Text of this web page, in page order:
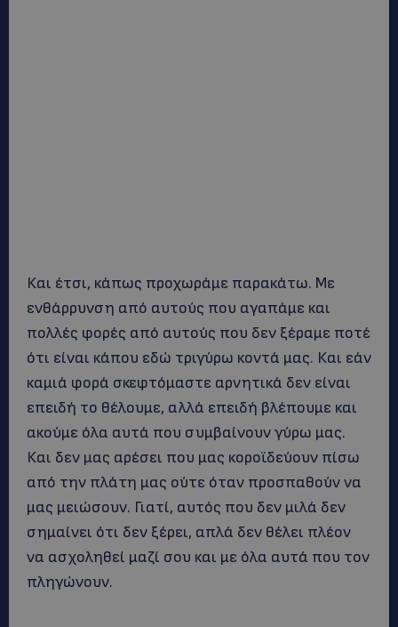
Και έτσι, κάπως προχωράμε παρακάτω. Με
ενθάρρυνση από αυτούς που αγαπάμε και
πολλές φορές από αυτούς που δεν ξέραμε ποτέ
ότι είναι κάπου εδώ τριγύρω κοντά μας. Και εάν
καμιά φορά σκεφτόμαστε αρνητικά δεν είναι
επειδή το θέλουμε, αλλά επειδή βλέπουμε και
ακούμε όλα αυτά που συμβαίνουν γύρω μας.
Και δεν μας αρέσει που μας κοροϊδεύουν πίσω
από την πλάτη μας ούτε όταν προσπαθούν να
μας μειώσουν. Γιατί, αυτός που δεν μιλά δεν
σημαίνει ότι δεν ξέρει, απλά δεν θέλει πλέον
να ασχοληθεί μαζί σου και με όλα αυτά που τον
πληγώνουν.